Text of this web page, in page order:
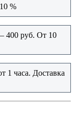
%
400 руб. От 10
1 часа. Доставка